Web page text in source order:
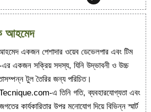
আহমেদ
একজন পেশাদার ওয়েব ডেভেলপার এবং টিম
একজন সক্রিয় সদস্য, যিনি উদ্ভাবনী ও উচ্চ
টুল তৈরির জন্য পরিচিত।
এ তিনি গতি, ব্যবহারযোগ্যতা এবং
কার্যকারিতার উপর মনোযোগ দিয়ে বিভিন্ন স্মার্ট